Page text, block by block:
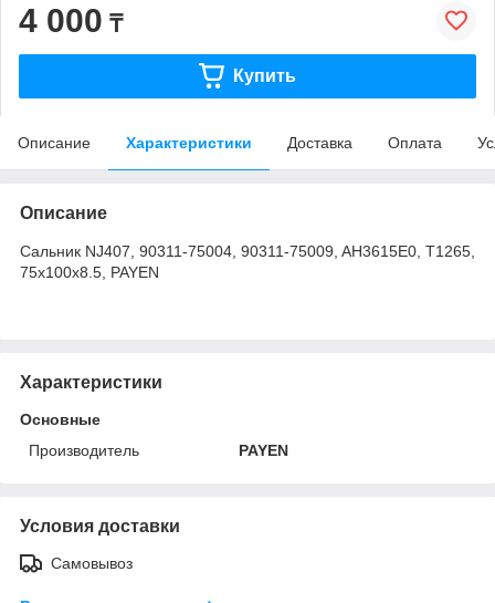
4 000 ₸
Купить
Описание Характеристики Доставка Оплата
Описание
Сальник NJ407, 90311-75004, 90311-75009, AH3615E0, T1265,
75x100x8.5, PAYEN
Характеристики
Основные
Производитель
PAYEN
Условия доставки
Самовывоз